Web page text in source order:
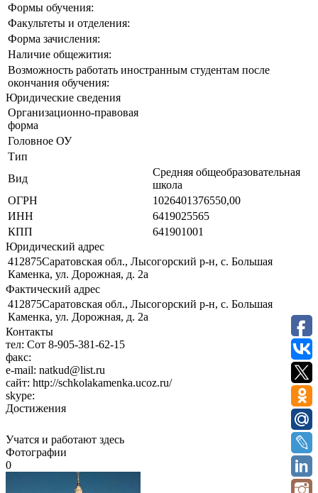
Формы обучения:
Факультеты и отделения:
Форма зачисления:
Наличие общежития:
Возможность работать иностранным студентам после
окончания обучения:
Юридические сведения
Организационно-правовая
форма
Головное ОУ
Тип
Вид
Средняя общеобразовательная
школа
ОГРН
1026401376550,00
ИНН
6419025565
КПП
641901001
Юридический адрес
412875Саратовская обл., Лысогорский р-н, с. Большая
Каменка, ул. Дорожная, д. 2а
Фактический адрес
412875Саратовская обл., Лысогорский р-н, с. Большая
Каменка, ул. Дорожная, д. 2а
Контакты
тел: Сот 8-905-381-62-15
факс:
e-mail: natkud@list.ru
сайт: http://schkolakamenka.ucoz.ru/
skype:
Достижения
Учатся и работают здесь
Фотографии
0